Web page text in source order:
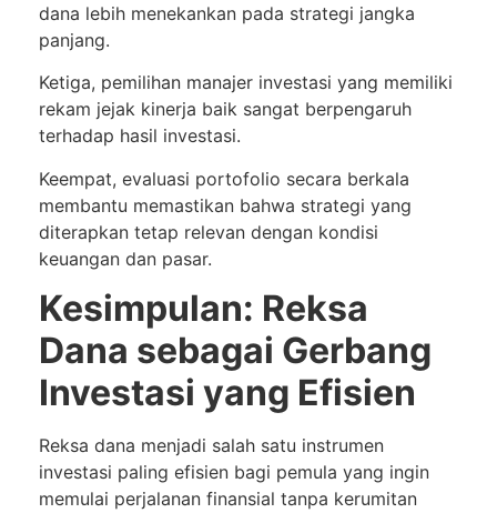
dana lebih menekankan pada strategi jangka
panjang.
Ketiga, pemilihan manajer investasi yang memiliki
rekam jejak kinerja baik sangat berpengaruh
terhadap hasil investasi.
Keempat, evaluasi portofolio secara berkala
membantu memastikan bahwa strategi yang
diterapkan tetap relevan dengan kondisi
keuangan dan pasar.
Kesimpulan: Reksa
Dana sebagai Gerbang
Investasi yang Efisien
Reksa dana menjadi salah satu instrumen
investasi paling efisien bagi pemula yang ingin
memulai perjalanan finansial tanpa kerumitan